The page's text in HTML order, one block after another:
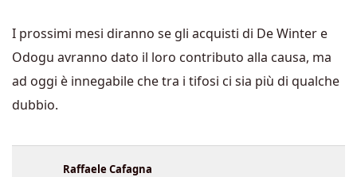
I prossimi mesi diranno se gli acquisti di De Winter e
Odogu avranno dato il loro contributo alla causa, ma
ad oggi è innegabile che tra i tifosi ci sia più di qualche
dubbio.
Raffaele Cafagna